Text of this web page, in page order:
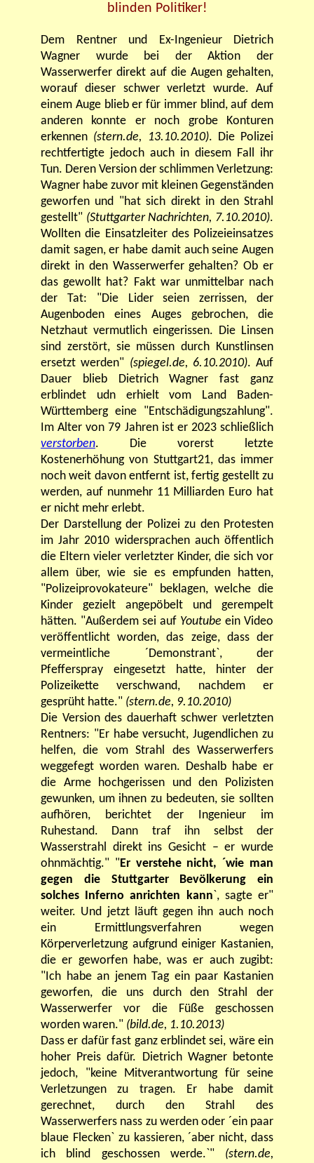
blinden Politiker!
Dem Rentner und Ex-Ingenieur Dietrich
Wagner wurde bei der Aktion der
Wasserwerfer direkt auf die Augen gehalten,
worauf dieser schwer verletzt wurde. Auf
einem Auge blieb er für immer blind, auf dem
anderen konnte er noch grobe Konturen
erkennen (stern.de, 13.10.2010). Die Polizei
rechtfertigte jedoch auch in diesem Fall ihr
Tun. Deren Version der schlimmen Verletzung:
Wagner habe zuvor mit kleinen Gegenständen
geworfen und "hat sich direkt in den Strahl
gestellt" (Stuttgarter Nachrichten, 7.10.2010).
Wollten die Einsatzleiter des Polizeieinsatzes
damit sagen, er habe damit auch seine Augen
direkt in den Wasserwerfer gehalten? Ob er
das gewollt hat? Fakt war unmittelbar nach
der Tat: "Die Lider seien zerrissen, der
Augenboden eines Auges gebrochen, die
Netzhaut vermutlich eingerissen. Die Linsen
sind zerstört, sie müssen durch Kunstlinsen
ersetzt werden" (spiegel.de, 6.10.2010). Auf
Dauer blieb Dietrich Wagner fast ganz
erblindet udn erhielt vom Land Baden-
Württemberg eine "Entschädigungszahlung".
Im Alter von 79 Jahren ist er 2023 schließlich
verstorben. Die vorerst letzte
Kostenerhöhung von Stuttgart21, das immer
noch weit davon entfernt ist, fertig gestellt zu
werden, auf nunmehr 11 Milliarden Euro hat
er nicht mehr erlebt.
Der Darstellung der Polizei zu den Protesten
im Jahr 2010 widersprachen auch öffentlich
die Eltern vieler verletzter Kinder, die sich vor
allem über, wie sie es empfunden hatten,
"Polizeiprovokateure" beklagen, welche die
Kinder gezielt angepöbelt und gerempelt
hätten. "Außerdem sei auf Youtube ein Video
veröffentlicht worden, das zeige, dass der
vermeintliche ´Demonstrant`, der
Pfefferspray eingesetzt hatte, hinter der
Polizeikette verschwand, nachdem er
gesprüht hatte." (stern.de, 9.10.2010)
Die Version des dauerhaft schwer verletzten
Rentners: "Er habe versucht, Jugendlichen zu
helfen, die vom Strahl des Wasserwerfers
weggefegt worden waren. Deshalb habe er
die Arme hochgerissen und den Polizisten
gewunken, um ihnen zu bedeuten, sie sollten
aufhören, berichtet der Ingenieur im
Ruhestand. Dann traf ihn selbst der
Wasserstrahl direkt ins Gesicht – er wurde
ohnmächtig." "Er verstehe nicht, ´wie man
gegen die Stuttgarter Bevölkerung ein
solches Inferno anrichten kann`, sagte er"
weiter. Und jetzt läuft gegen ihn auch noch
ein Ermittlungsverfahren wegen
Körperverletzung aufgrund einiger Kastanien,
die er geworfen habe, was er auch zugibt:
"Ich habe an jenem Tag ein paar Kastanien
geworfen, die uns durch den Strahl der
Wasserwerfer vor die Füße geschossen
worden waren." (bild.de, 1.10.2013)
Dass er dafür fast ganz erblindet sei, wäre ein
hoher Preis dafür. Dietrich Wagner betonte
jedoch, "keine Mitverantwortung für seine
Verletzungen zu tragen. Er habe damit
gerechnet, durch den Strahl des
Wasserwerfers nass zu werden oder ´ein paar
blaue Flecken` zu kassieren, ´aber nicht, dass
ich blind geschossen werde.`"(stern.de,